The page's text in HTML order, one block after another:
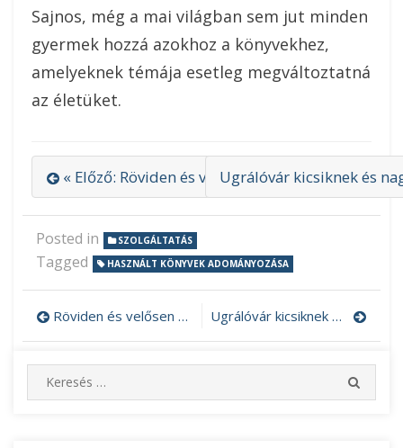
Sajnos, még a mai világban sem jut minden
gyermek hozzá azokhoz a könyvekhez,
amelyeknek témája esetleg megváltoztatná
az életüket.
« Előző: Röviden és velősen a sorközművelőről
Ugrálóvár kicsiknek és
Posted in SZOLGÁLTATÁS
Tagged HASZNÁLT KÖNYVEK ADOMÁNYOZÁSA
Bejegyzés
navigáció
Röviden és velősen a sorközművelőről Ugrálóvár kicsiknek és nagyoknak
e
E